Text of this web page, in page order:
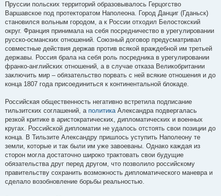
Пруссии польских территорий образовывалось Герцогство
Варшавское под протекторатом Наполеона. Город Данциг (Гданьск)
становился вольным городом, а к России отходил Белостокский
округ. Франция принимала на себя посредничество в урегулировании
русско-османских отношений. Союзный договор предусматривал
совместные действия держав против всякой враждебной им третьей
державы. Россия брала на себя роль посредника в урегулировании
франко-английских отношений, а в случае отказа Великобритании
заключить мир – обязательство порвать с ней всякие отношения и до
конца 1807 года присоединиться к континентальной блокаде.
Российская общественность негативно встретила подписание
тильзитских соглашений, а политикаАлександра подвергалась
резкой критике в аристократических, дипломатических и военных
кругах. Российской дипломатии не удалось отстоять свои позиции до
конца. В Тильзите Александру пришлось уступить Наполеону те
земли, которые и так были им уже завоеваны. Однако каждая из
сторон могла достаточно широко трактовать свои будущие
обязательства друг перед другом, что позволило российскому
правительству сохранить возможность дипломатического маневра и
сделало возобновление борьбы реальностью.